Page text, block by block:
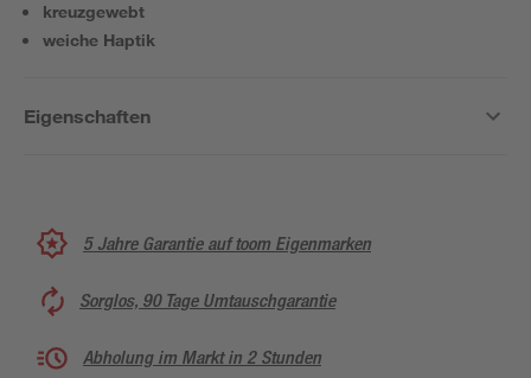
kreuzgewebt
weiche Haptik
Eigenschaften
5 Jahre Garantie auf toom Eigenmarken
Sorglos, 90 Tage Umtauschgarantie
Abholung im Markt in 2 Stunden